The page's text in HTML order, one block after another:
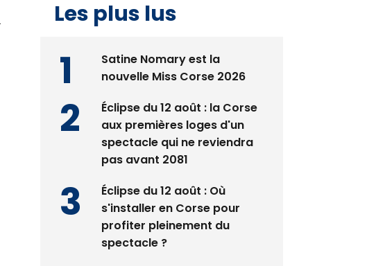
Les plus lus
nouvelle Miss Corse 2026
Éclipse du 12 août : la Corse
aux premières loges d'un
pas avant 2081
Éclipse du 12 août : Où
s'installer en Corse pour